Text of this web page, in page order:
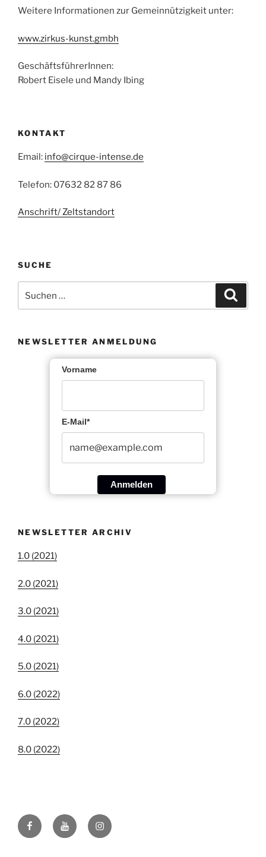
Weitere Informationen zur Gemeinnützigkeit unter:
www.zirkus-kunst.gmbh
GeschäftsführerInnen:
Robert Eisele und Mandy Ibing
KONTAKT
Email: info@cirque-intense.de
Telefon: 07632 82 87 86
Anschrift/ Zeltstandort
SUCHE
nach:
NEWSLETTER ANMELDUNG
Vorname
E-Mail*
Anmelden
NEWSLETTER ARCHIV
1.0 (2021)
2.0 (2021)
3.0 (2021)
4.0 (2021)
5.0 (2021)
6.0 (2022)
7.0 (2022)
8.0 (2022)
FacebookYouTubeInstagram